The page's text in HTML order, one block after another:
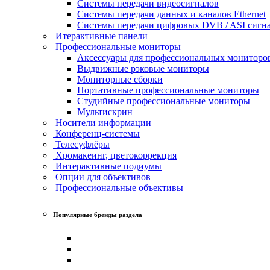
Системы передачи видеосигналов
Системы передачи данных и каналов Ethernet
Системы передачи цифровых DVB / ASI
Итерактивные панели
Профессиональные мониторы
Аксессуары для профессиональных
Выдвижные рэковые мониторы
Мониторные сборки
Портативные профессиональные мониторы
Студийные профессиональные мониторы
Мультискрин
Носители информации
Конференц-системы
Телесуфлёры
Хромакеинг, цветокоррекция
Интерактивные подиумы
Опции для объективов
Профессиональные объективы
Популярные бренды раздела